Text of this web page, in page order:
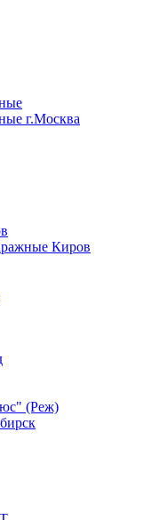
г.Москва
Киров
(Реж)